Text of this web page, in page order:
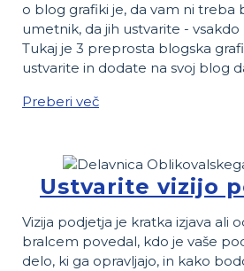
o blog grafiki je, da vam ni treba
umetnik, da jih ustvarite -
Tukaj je 3 preprosta blogska
ustvarite in dodate na svoj blog
Preberi več
Ustvarite vizijo
Vizija podjetja je kratka izjava ali
bralcem povedal, kdo je vaše
delo, ki ga opravljajo, in kako